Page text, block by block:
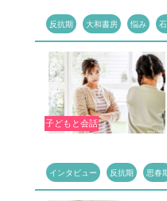
反抗期 大和書房 悩み
子どもと会話
インタビュー 反抗期 思春